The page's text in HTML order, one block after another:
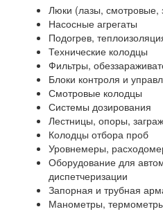
Люки (лазы, смотровые,
Насосные агрегаты
Подогрев,
Технические колодцы
Фильтры,
Блоки контроля и
Смотровые колодцы
Системы дозирования
Лестницы, опоры,
Колодцы отбора проб
Уровнемеры,
Оборудование для
диспетчеризации
Запорная и трубная
Манометры,